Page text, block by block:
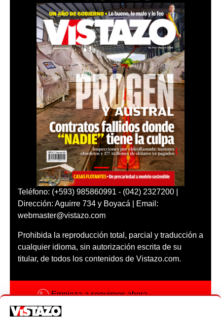
Teléfono: (+593) 985860991 - (042) 2327200 |
Dirección: Aguirre 734 y Boyacá | Email:
webmaster@vistazo.com
Prohibida la reproducción total, parcial y traducción a
cualquier idioma, sin autorización escrita de su
titular, de todos los contenidos de Vistazo.com.
Empieza a seguirnos ahora